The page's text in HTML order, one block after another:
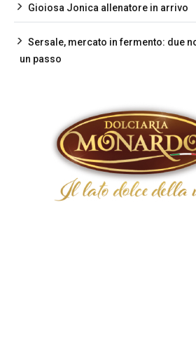
Gioiosa Jonica allenatore in arrivo
Sersale, mercato in fermento: due
un passo